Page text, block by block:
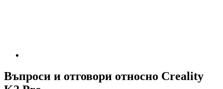
Въпроси и отговори относно Creality